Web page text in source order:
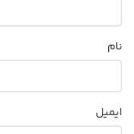
نام
ایمیل